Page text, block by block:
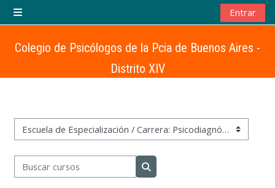
Salta al contenido principal
Panel lateral
Entrar
Colegio de Psicólogos de la Pcia de Buenos Aires -
Distrito XIV
Categorías
Buscar cursos
Buscar cursos